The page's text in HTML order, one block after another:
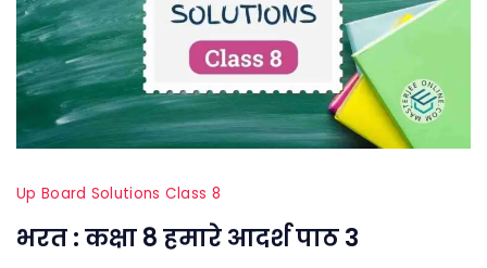
Up Board Solutions Class 8
भरत : कक्षा 8 हमारे आदर्श पाठ 3